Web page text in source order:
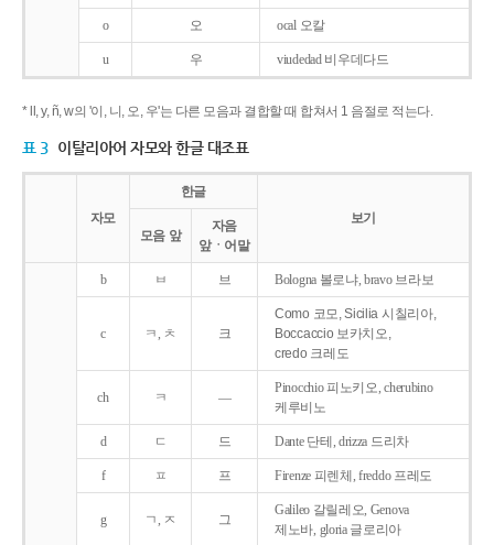
o 오 ocal 오칼
u 우 viudedad 비우데다드
* ll, y, ñ, w의 '이, 니, 오, 우'는 다른 모음과 결합할 때 합쳐서 1 음절로 적는다.
표 3 이탈리아어 자모와 한글 대조표
자모
한글
보기
모음 앞
자음
앞ㆍ어말
b ㅂ 브 Bologna 볼로냐, bravo 브라보
c ㅋ, ㅊ 크
Como 코모, Sicilia 시칠리아,
Boccaccio 보카치오,
credo 크레도
ch ㅋ ―
Pinocchio 피노키오, cherubino
케루비노
d ㄷ 드 Dante 단테, drizza 드리차
f ㅍ 프 Firenze 피렌체, freddo 프레도
g ㄱ, ㅈ 그
Galileo 갈릴레오, Genova
제노바, gloria 글로리아